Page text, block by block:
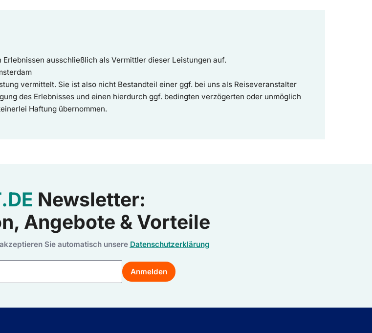
ausschließlich als Vermittler dieser Leistungen auf.
vermittelt. Sie ist also nicht Bestandteil einer ggf. bei uns als Reiseveranstalter
des Erlebnisses und einen hierdurch ggf. bedingten verzögerten oder unmöglich
Haftung übernommen.
Newsletter:
Angebote & Vorteile
Sie automatisch unsere Datenschutzerklärung
Mail-
Anmelden